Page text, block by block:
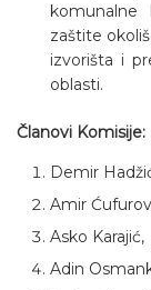
komunalne
zaštite
izvorišta i
oblasti.
Članovi Komisije:
Demir
Amir
Asko Karajić,
Adin